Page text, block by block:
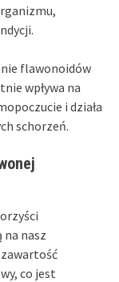
flawonoidów
wpływa na
i działa
schorzeń.
nasz
co jest